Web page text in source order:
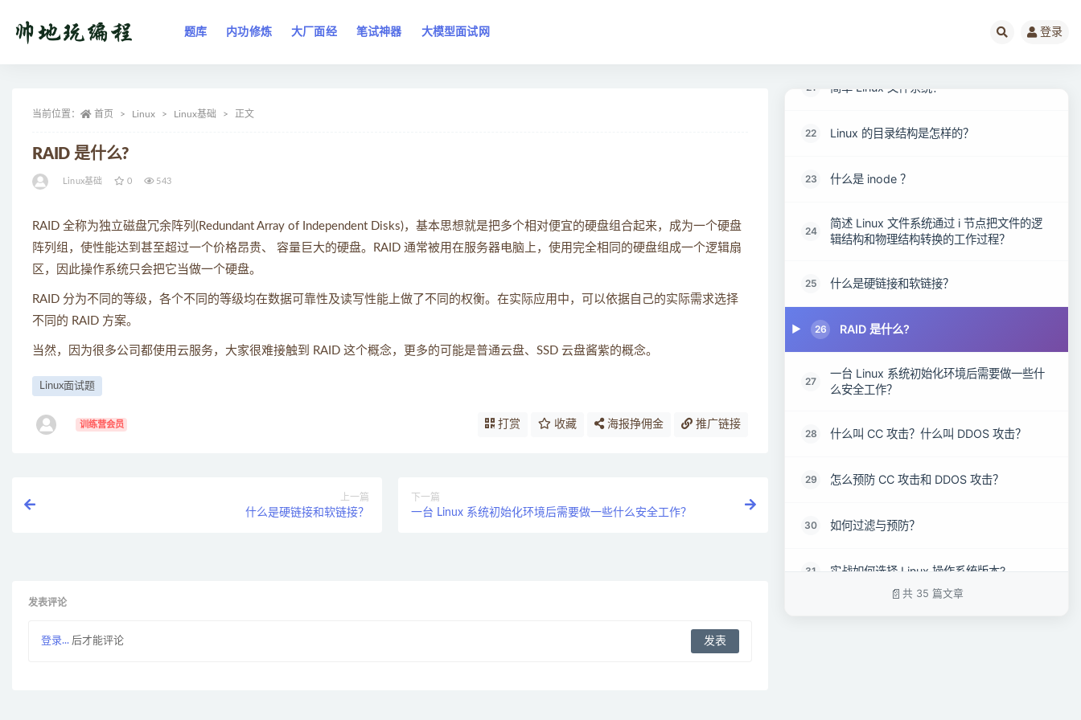
题库 内功修炼 大厂面经 笔试神器 大模型面试网 登录
当前位置： 首页 Linux Linux基础 正文
RAID 是什么?
Linux基础 0 543
RAID 全称为独立磁盘冗余阵列(Redundant Array of Independent Disks)，基本思想就是把多个相对便宜的硬盘组合起来，成为一个硬盘
阵列组，使性能达到甚至超过一个价格昂贵、 容量巨大的硬盘。RAID 通常被用在服务器电脑上，使用完全相同的硬盘组成一个逻辑扇
区，因此操作系统只会把它当做一个硬盘。
RAID 分为不同的等级，各个不同的等级均在数据可靠性及读写性能上做了不同的权衡。在实际应用中，可以依据自己的实际需求选择
不同的 RAID 方案。
当然，因为很多公司都使用云服务，大家很难接触到 RAID 这个概念，更多的可能是普通云盘、SSD 云盘酱紫的概念。
Linux面试题
训练营会员 打赏 收藏 海报挣佣金 推广链接
上一篇
什么是硬链接和软链接？
下一篇
一台 Linux 系统初始化环境后需要做一些什么安全工作？
发表评论
登录... 后才能评论
21 简单 Linux 文件系统？
22 Linux 的目录结构是怎样的？
23 什么是 inode ？
24
简述 Linux 文件系统通过 i 节点把文件的逻
辑结构和物理结构转换的工作过程？
25 什么是硬链接和软链接？
26 RAID 是什么?
27
一台 Linux 系统初始化环境后需要做一些什
么安全工作？
28 什么叫 CC 攻击？什么叫 DDOS 攻击？
29 怎么预防 CC 攻击和 DDOS 攻击？
30 如何过滤与预防？
31 实战如何选择 Linux 操作系统版本?
共 35 篇文章